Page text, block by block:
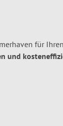
für
und